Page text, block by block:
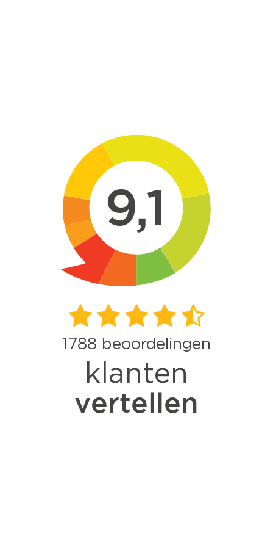
9,1
1788 beoordelingen
klanten
vertellen